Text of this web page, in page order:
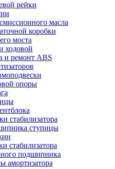
рейки
масла
коробки
моста
ходовой
и ремонт ABS
опоры
стабилизатора
ступицы
стабилизатора
подшипника
амортизатора